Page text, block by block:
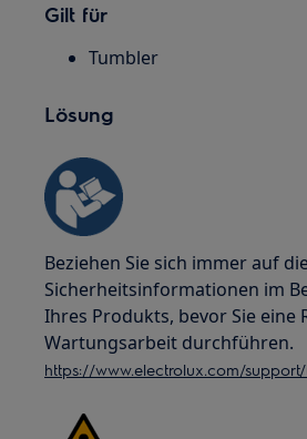
Gilt für
Tumbler
Lösung
Beziehen Sie sich immer auf
Sicherheitsinformationen im
Ihres Produkts, bevor Sie eine
Wartungsarbeit durchführen.
https://www.electrolux.com/